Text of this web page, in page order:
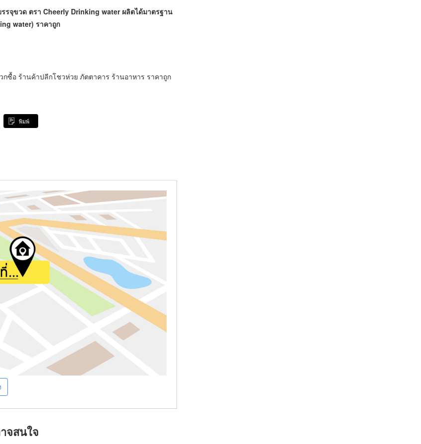
รจุขวด ตรา Cheerly Drinking water ผลิตได้มาตรฐาน
water) ราคาถูก
ซื้อ ร้านค้าปลีกโชวห่วย ภัตตาคาร ร้านอาหาร ราคาถูก
พิมพ์
จสนใจ